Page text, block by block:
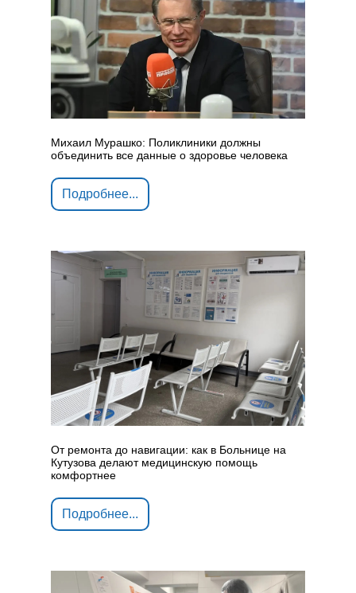
Михаил Мурашко: Поликлиники должны
объединить все данные о здоровье человека
Подробнее...
От ремонта до навигации: как в Больнице на
Кутузова делают медицинскую помощь
комфортнее
Подробнее...